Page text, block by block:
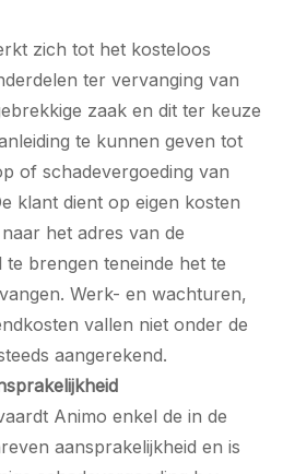
zich tot het kosteloos
ter vervanging van
zaak en dit ter keuze
te kunnen geven tot
of schadevergoeding van
klant dient op eigen kosten
het adres van de
te brengen teneinde het te
Werk- en wachturen,
vallen niet onder de
aangerekend.
Animo enkel de in de
aansprakelijkheid en is